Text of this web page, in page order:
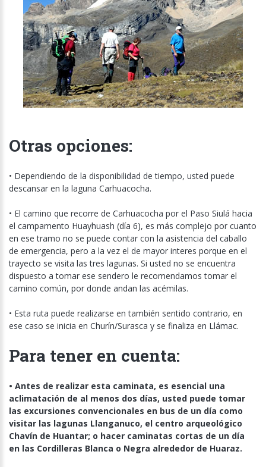
Otras opciones:
• Dependiendo de la disponibilidad de tiempo, usted puede
descansar en la laguna Carhuacocha.
• El camino que recorre de Carhuacocha por el Paso Siulá hacia
el campamento Huayhuash (día 6), es más complejo por cuanto
en ese tramo no se puede contar con la asistencia del caballo
de emergencia, pero a la vez el de mayor interes porque en el
trayecto se visita las tres lagunas. Si usted no se encuentra
dispuesto a tomar ese sendero le recomendamos tomar el
camino común, por donde andan las acémilas.
• Esta ruta puede realizarse en también sentido contrario, en
ese caso se inicia en Churín/Surasca y se finaliza en Llámac.
Para tener en cuenta:
• Antes de realizar esta caminata, es esencial una
aclimatación de al menos dos días, usted puede tomar
las excursiones convencionales en bus de un día como
visitar las lagunas Llanganuco, el centro arqueológico
Chavín de Huantar; o hacer caminatas cortas de un día
en las Cordilleras Blanca o Negra alrededor de Huaraz.